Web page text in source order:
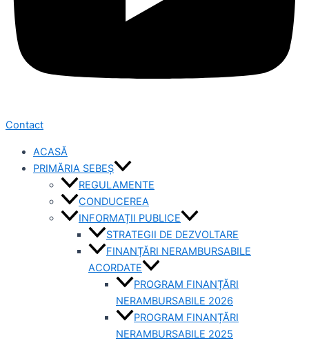
Contact
ACASĂ
PRIMĂRIA SEBEȘ
REGULAMENTE
CONDUCEREA
INFORMAȚII PUBLICE
STRATEGII DE DEZVOLTARE
FINANȚĂRI NERAMBURSABILE
ACORDATE
PROGRAM FINANȚĂRI
NERAMBURSABILE 2026
PROGRAM FINANȚĂRI
NERAMBURSABILE 2025